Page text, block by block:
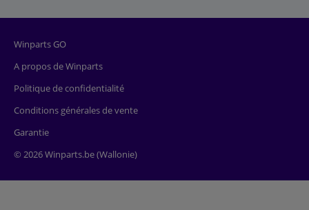
Winparts GO
A propos de Winparts
Politique de confidentialité
Conditions générales de vente
Garantie
© 2026 Winparts.be (Wallonie)